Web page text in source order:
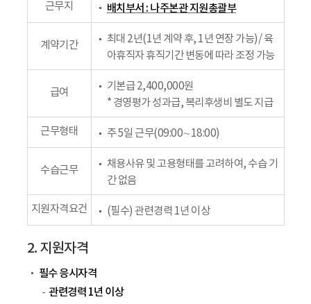
근무지 배치부서 : 나주본관 지원총괄부
계약기간
최대 2년(1년 계약 후, 1년 연장 가능)/ 육
아휴직자 휴직기간 변동에 따라 조정 가능
급여
기본급 2,400,000원
* 경영평가 성과급, 복리후생비 별도 지급
근무형태 주 5일 근무(09:00∼18:00)
수습근무
채용사유 및 고용형태를 고려하여, 수습 기
간 없음
지원자격요건 (필수) 관련경력 1년 이상
2. 지원자격
필수 응시자격
관련경력 1년 이상